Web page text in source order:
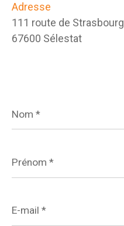
Adresse
111 route de Strasbourg
67600 Sélestat
*
*
mail
*